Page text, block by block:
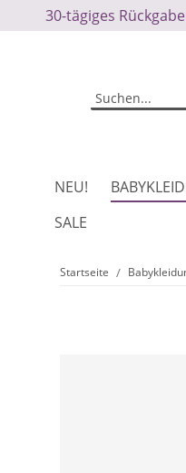
30-tägiges
NEU!
SALE
Startseite